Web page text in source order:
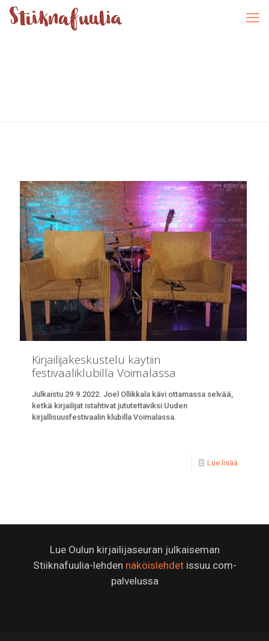
Kirjailijakeskustelu käytiin
festivaaliklubilla Voimalassa
Julkaistu 29.9.2022. Joel Ollikkala kävi ottamassa selvää,
ketkä kirjailijat istahtivat jututettaviksi Uuden
kirjallisuusfestivaalin klubilla Voimalassa.
Lue lisää
Lue Oulun kirjailijaseuran julkaiseman
Stiiknafuulia-lehden näköislehdetissuu.com-
palvelussa